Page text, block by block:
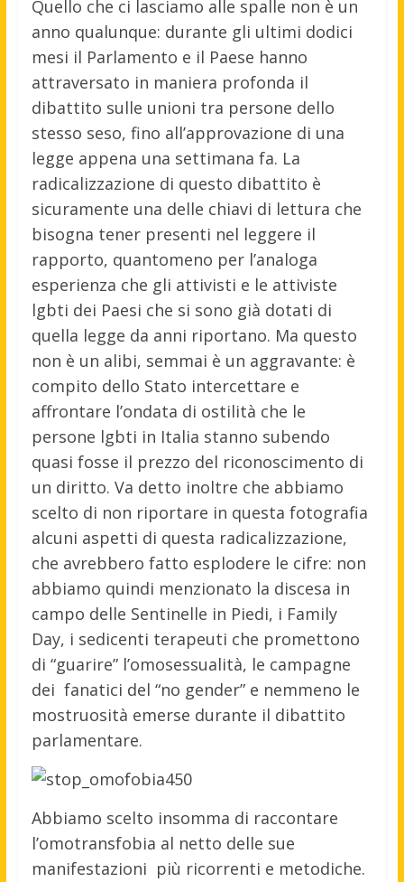
Quello che ci lasciamo alle spalle non è un
anno qualunque: durante gli ultimi dodici
mesi il Parlamento e il Paese hanno
attraversato in maniera profonda il
dibattito sulle unioni tra persone dello
stesso seso, fino all’approvazione di una
legge appena una settimana fa. La
radicalizzazione di questo dibattito è
sicuramente una delle chiavi di lettura che
bisogna tener presenti nel leggere il
rapporto, quantomeno per l’analoga
esperienza che gli attivisti e le attiviste
lgbti dei Paesi che si sono già dotati di
quella legge da anni riportano. Ma questo
non è un alibi, semmai è un aggravante: è
compito dello Stato intercettare e
affrontare l’ondata di ostilità che le
persone lgbti in Italia stanno subendo
quasi fosse il prezzo del riconoscimento di
un diritto. Va detto inoltre che abbiamo
scelto di non riportare in questa fotografia
alcuni aspetti di questa radicalizzazione,
che avrebbero fatto esplodere le cifre: non
abbiamo quindi menzionato la discesa in
campo delle Sentinelle in Piedi, i Family
Day, i sedicenti terapeuti che promettono
di “guarire” l’omosessualità, le campagne
dei fanatici del “no gender” e nemmeno le
mostruosità emerse durante il dibattito
parlamentare.
Abbiamo scelto insomma di raccontare
l’omotransfobia al netto delle sue
manifestazioni più ricorrenti e metodiche.